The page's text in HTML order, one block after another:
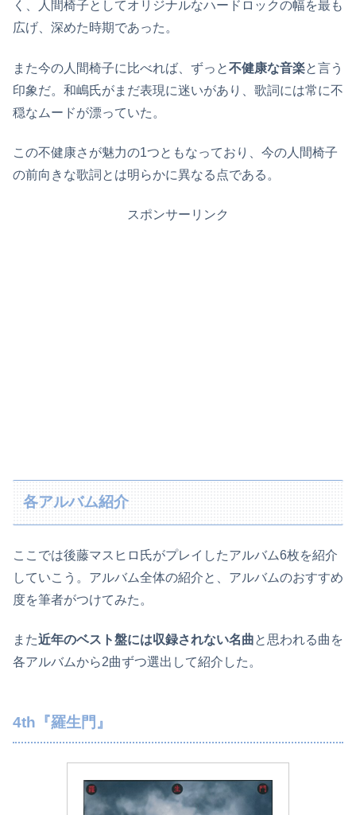
く、人間椅子としてオリジナルなハードロックの幅を最も
広げ、深めた時期であった。
また今の人間椅子に比べれば、ずっと不健康な音楽と言う
印象だ。和嶋氏がまだ表現に迷いがあり、歌詞には常に不
穏なムードが漂っていた。
この不健康さが魅力の1つともなっており、今の人間椅子
の前向きな歌詞とは明らかに異なる点である。
スポンサーリンク
各アルバム紹介
ここでは後藤マスヒロ氏がプレイしたアルバム6枚を紹介
していこう。アルバム全体の紹介と、アルバムのおすすめ
度を筆者がつけてみた。
また近年のベスト盤には収録されない名曲と思われる曲を
各アルバムから2曲ずつ選出して紹介した。
4th『羅生門』